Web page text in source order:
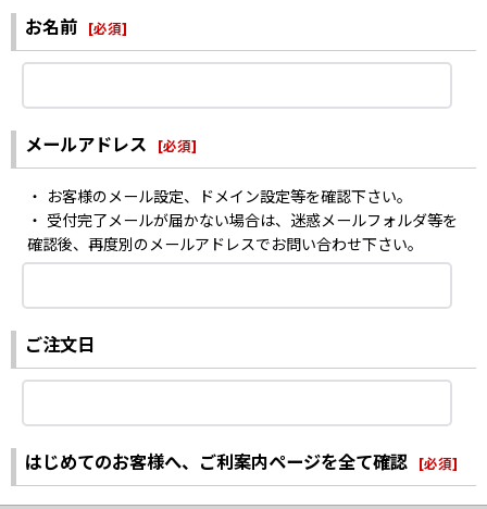
お名前 [必須]
メールアドレス [必須]
・ お客様のメール設定、ドメイン設定等を確認下さい。
・ 受付完了メールが届かない場合は、迷惑メールフォルダ等を
確認後、再度別のメールアドレスでお問い合わせ下さい。
ご注文日
はじめてのお客様へ、ご利案内ページを全て確認 [必須]